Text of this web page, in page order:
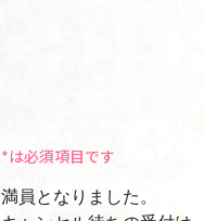
*は必須項目です
満員となりました。